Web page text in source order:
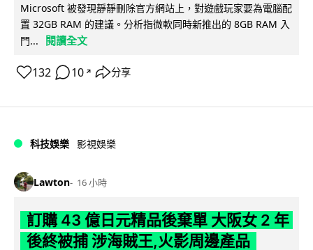
Microsoft 被發現靜靜刪除官方網站上，對遊戲玩家要為電腦配
置 32GB RAM 的建議。分析指微軟同時新推出的 8GB RAM 入
門...
閱讀全文
132 10 ↗ 分享
科技娛樂 影視娛樂
Lawton 16 小時
訂購 43 億日元精品後棄單 大阪女 2 年
後終被捕 涉海賊王,火影周邊產品